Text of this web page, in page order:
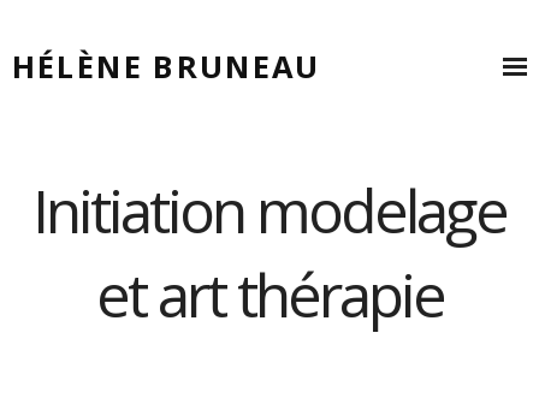
HÉLÈNE BRUNEAU
Initiation modelage
et art thérapie